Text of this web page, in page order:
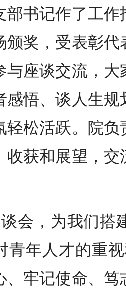
部书记作了工
颁奖，受表彰
与座谈交流，
感悟、谈人生
轻松活跃。院
收获和展望，
会，为我们搭
青年人才的重
、牢记使命、